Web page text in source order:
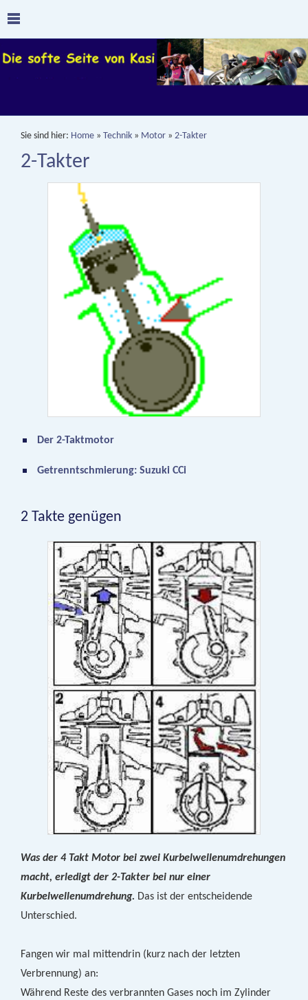
Sie sind hier: Home » Technik » Motor » 2-Takter
2-Takter
Der 2-Taktmotor
Getrenntschmierung: Suzuki CCi
2 Takte genügen
Was der 4 Takt Motor bei zwei Kurbelwellenumdrehungen
macht, erledigt der 2-Takter bei nur einer
Kurbelwellenumdrehung. Das ist der entscheidende
Unterschied.
Fangen wir mal mittendrin (kurz nach der letzten
Verbrennung) an:
Während Reste des verbrannten Gases noch im Zylinder